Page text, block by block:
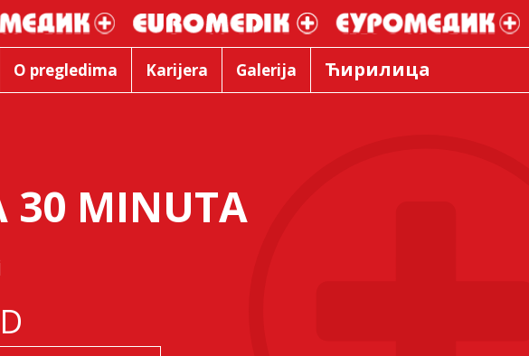
O pregledima Karijera Galerija Ћирилица
30 MINUTA